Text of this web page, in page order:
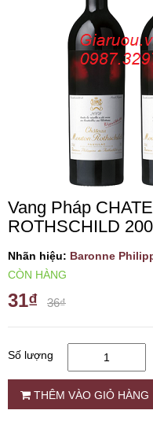
VANG TÂY BAN NHA
RƯỢU VANG MỸ
RƯỢU VANG NGỌT
RƯỢU VANG BỊCH
RƯỢU VANG ÚC
RƯỢU VANG ÁO
RƯỢU SỮA
RƯỢU CHAMPANGNE
RƯỢU WHISKY
Vang Pháp
ROTHSCHILD
Nhãn hiệu: Baronne
CÒN HÀNG
31₫ 36₫
Số lượng
THÊM VÀO GIỎ HÀNG